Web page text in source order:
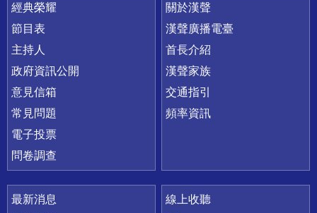
快速連結
經典榮耀
節目表
主持人
政府資訊公開
意見信箱
常見問題
電子投票
問卷調查
關於漢聲
漢聲廣播電臺
首長介紹
漢聲家族
交通指引
頻率資訊
最新消息
線上收聽